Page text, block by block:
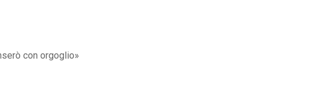
con orgoglio»